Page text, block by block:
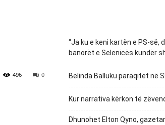
0
496
“Ja ku e keni kartën e PS-së,
banorët e Selenicës kundër
Belinda Balluku paraqitet në
Kur narrativa kërkon të
Dhunohet Elton Qyno,